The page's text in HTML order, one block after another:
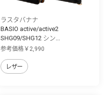
ラスタバナナ
BASIO active/active2
SHG09/SHG12 シン...
参考価格￥2,990
レザー